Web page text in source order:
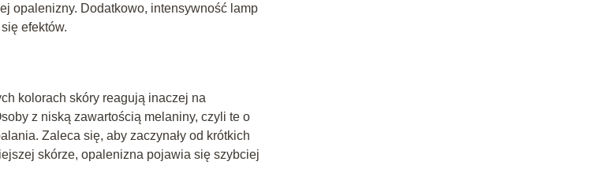
opalenizny. Dodatkowo, intensywność lamp
efektów.
kolorach skóry reagują inaczej na
z niską zawartością melaniny, czyli te o
Zaleca się, aby zaczynały od krótkich
skórze, opalenizna pojawia się szybciej